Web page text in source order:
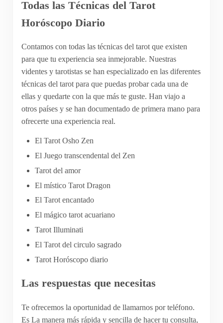
Todas las Técnicas del Tarot
Horóscopo Diario
Contamos con todas las técnicas del tarot que existen
para que tu experiencia sea inmejorable. Nuestras
videntes y tarotistas se han especializado en las diferentes
técnicas del tarot para que puedas probar cada una de
ellas y quedarte con la que más te guste. Han viajo a
otros países y se han documentado de primera mano para
ofrecerte una experiencia real.
El Tarot Osho Zen
El Juego transcendental del Zen
Tarot del amor
El místico Tarot Dragon
El Tarot encantado
El mágico tarot acuariano
Tarot Illuminati
El Tarot del circulo sagrado
Tarot Horóscopo diario
Las respuestas que necesitas
Te ofrecemos la oportunidad de llamarnos por teléfono.
Es La manera más rápida y sencilla de hacer tu consulta,